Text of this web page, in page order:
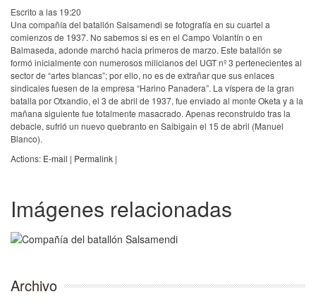
Escrito a las 19:20
Una compañía del batallón Salsamendi se fotografía en su cuartel a
comienzos de 1937. No sabemos si es en el Campo Volantín o en
Balmaseda, adonde marchó hacia primeros de marzo. Este batallón se
formó inicialmente con numerosos milicianos del UGT nº 3 pertenecientes al
sector de “artes blancas”; por ello, no es de extrañar que sus enlaces
sindicales fuesen de la empresa “Harino Panadera”. La víspera de la gran
batalla por Otxandio, el 3 de abril de 1937, fue enviado al monte Oketa y a la
mañana siguiente fue totalmente masacrado. Apenas reconstruido tras la
debacle, sufrió un nuevo quebranto en Saibigain el 15 de abril (Manuel
Blanco).
Actions: E-mail | Permalink |
Imágenes relacionadas
Archivo